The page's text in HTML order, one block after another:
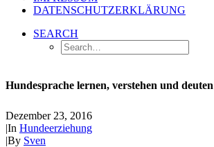
DATENSCHUTZERKLÄRUNG
SEARCH
Hundesprache lernen, verstehen und deuten
Dezember 23, 2016
|In Hundeerziehung
|By Sven